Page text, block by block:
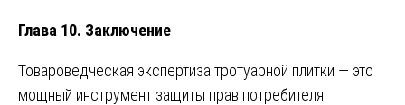
Глава 10. Заключение
Товароведческая экспертиза тротуарной плитки — это
мощный инструмент защиты прав потребителя